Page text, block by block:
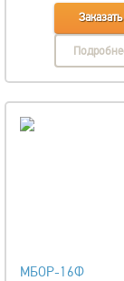
Заказать
МБОР-16Ф